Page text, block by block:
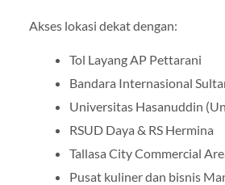
Akses lokasi dekat dengan:
Tol Layang AP Pettarani
Bandara Internasional
Universitas Hasanuddin
RSUD Daya & RS Hermina
Tallasa City Commercial
Pusat kuliner dan bisnis